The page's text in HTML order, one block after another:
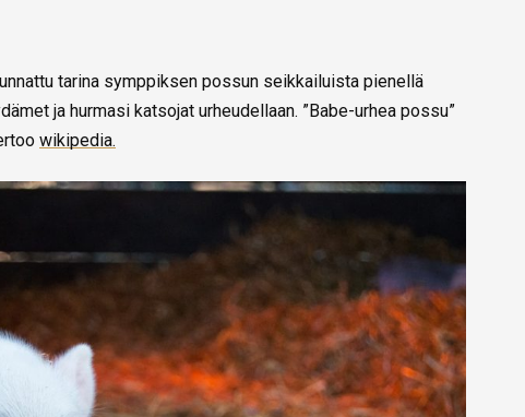
tarina symppiksen possun seikkailuista pienellä
ja hurmasi katsojat urheudellaan. ”Babe-urhea possu”
wikipedia.